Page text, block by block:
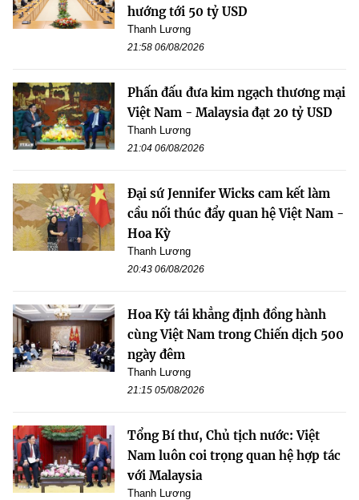
hướng tới 50 tỷ USD
Thanh Lương
21:58 06/08/2026
Phấn đấu đưa kim ngạch thương mại
Việt Nam - Malaysia đạt 20 tỷ USD
Thanh Lương
21:04 06/08/2026
Đại sứ Jennifer Wicks cam kết làm
cầu nối thúc đẩy quan hệ Việt Nam -
Hoa Kỳ
Thanh Lương
20:43 06/08/2026
Hoa Kỳ tái khẳng định đồng hành
cùng Việt Nam trong Chiến dịch 500
ngày đêm
Thanh Lương
21:15 05/08/2026
Tổng Bí thư, Chủ tịch nước: Việt
Nam luôn coi trọng quan hệ hợp tác
với Malaysia
Thanh Lương